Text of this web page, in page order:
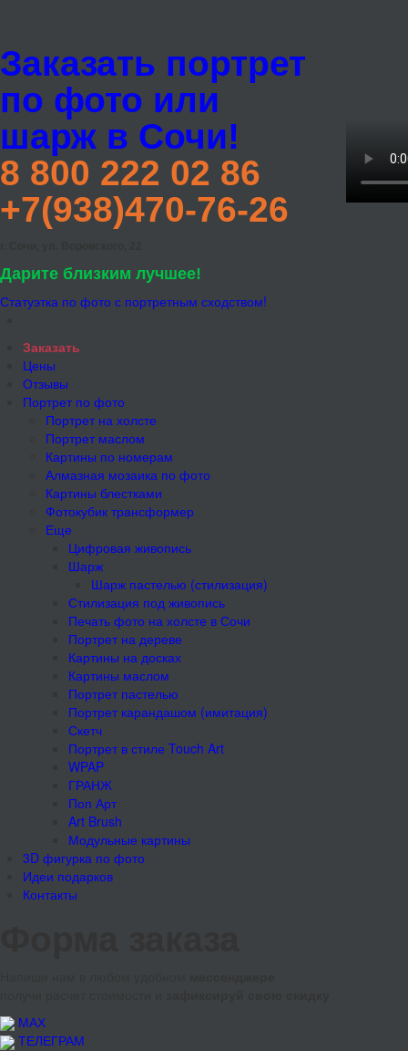
Заказать портрет
по фото или
шарж в Сочи!
8 800 222 02 86
+7(938)470-76-26
Дарите близким лучшее!
Статуэтка по фото с портретным сходством!
Заказать
Цены
Отзывы
Портрет по фото
Портрет на холсте
Портрет маслом
Картины по номерам
Алмазная мозаика по фото
Картины блестками
Фотокубик трансформер
Еще
Цифровая живопись
Шарж
Шарж пастелью (стилизация)
Стилизация под живопись
Печать фото на холсте в Сочи
Портрет на дереве
Картины на досках
Картины маслом
Портрет пастелью
Портрет карандашом (имитация)
Скетч
Портрет в стиле Touch Art
WPAP
ГРАНЖ
Поп Арт
Art Brush
Модульные картины
3D фигурка по фото
Идеи подарков
Контакты
МАХ
ТЕЛЕГРАМ